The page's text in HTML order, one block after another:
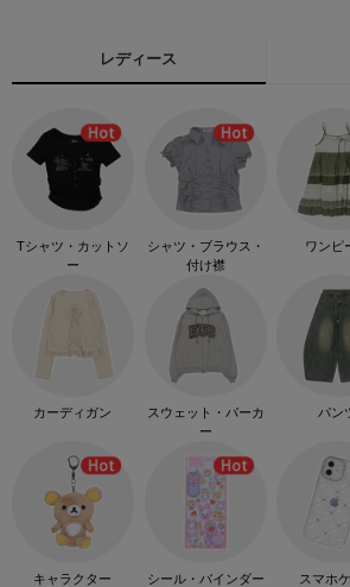
レディース
Tシャツ・カットソ
ー
シャツ・ブラウス・
付け襟
ワンピ
カーディガン
スウェット・パーカ
ー
パン
キャラクター シール・バインダー スマホ